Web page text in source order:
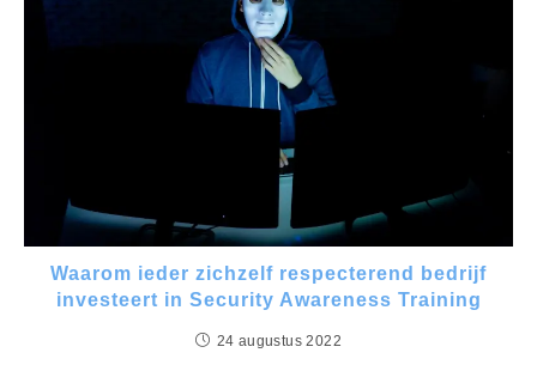
Waarom ieder zichzelf respecterend bedrijf
investeert in Security Awareness Training
24 augustus 2022